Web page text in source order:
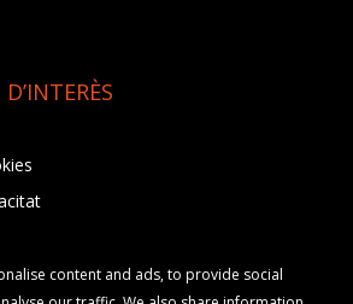
content and ads, to provide social